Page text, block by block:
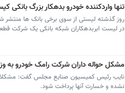
تنها واردکننده خودرو بدهکار بزرگ بانکی
در لیست ابربدهکاران شبکه بانکی یک شرکت
مشکل حواله داران شرکت رامک خودرو به
نایب رئیس کمیسیون صنایع مجلس گفت:
نشده و خسارت آنها پرداخت شود.